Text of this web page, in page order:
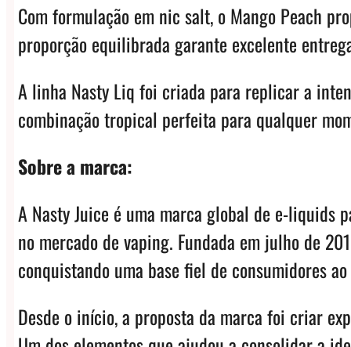
Com formulação em nic salt, o Mango Peach
proporção equilibrada garante excelente
A linha Nasty Liq foi criada para replicar a
combinação tropical perfeita para qualquer
Sobre a marca:
A Nasty Juice é uma marca global de e-liquids
no mercado de vaping. Fundada em julho de
conquistando uma base fiel de consumidores
Desde o início, a proposta da marca foi criar